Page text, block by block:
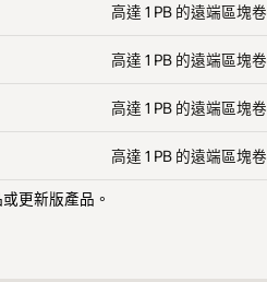
高達 1 PB 的遠端區塊卷
高達 1 PB 的遠端區塊卷
高達 1 PB 的遠端區塊卷
高達 1 PB 的遠端區塊卷
更新版產品。